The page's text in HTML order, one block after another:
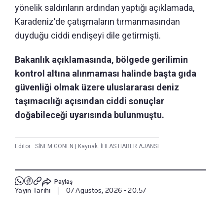
yönelik saldırıların ardından yaptığı açıklamada,
Karadeniz'de çatışmaların tırmanmasından
duyduğu ciddi endişeyi dile getirmişti.
Bakanlık açıklamasında, bölgede gerilimin
kontrol altına alınmaması halinde başta gıda
güvenliği olmak üzere uluslararası deniz
taşımacılığı açısından ciddi sonuçlar
doğabileceği uyarısında bulunmuştu.
Editör : SİNEM GÖNEN Kaynak: İHLAS HABER AJANSI
Paylaş
Yayın Tarihi 07 Ağustos, 2026 - 20:57